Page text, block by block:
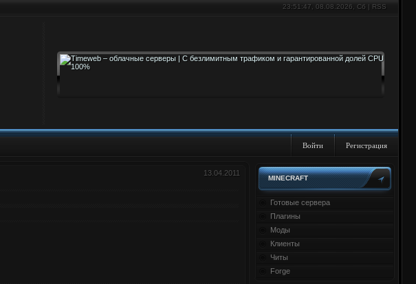
23:51:48 , 08.08.2026, Сб | RSS
Войти Регистрация
MINECRAFT
Готовые сервера
Плагины
Моды
Клиенты
Читы
Forge
13.04.2011